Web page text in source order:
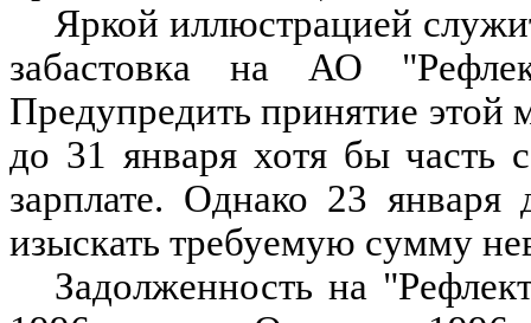
Яркой иллюстрацией
забастовка на АО
Предупредить принятие
до 31 января хотя бы часть
зарплате. Однако 23
изыскать требуемую сумму
Задолженность на